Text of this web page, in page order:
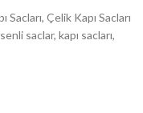
Sacları, Çelik Kapı Sacları
saclar, kapı sacları,